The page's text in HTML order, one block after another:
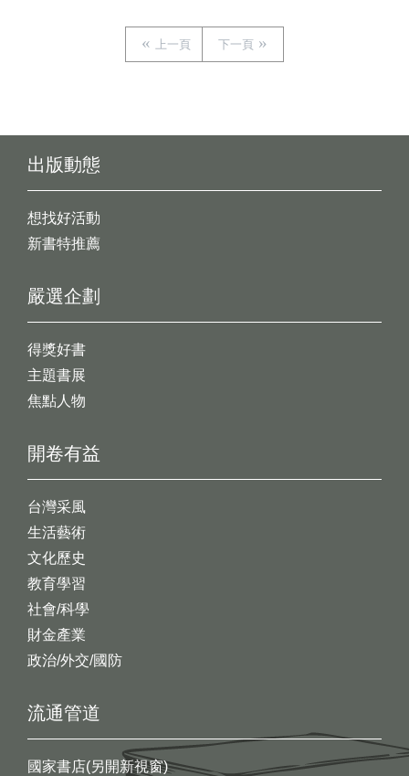
上一頁 下一頁
出版動態
想找好活動
新書特推薦
開卷有益
台灣采風
生活藝術
文化歷史
教育學習
社會/科學
財金產業
政治/外交/國防
嚴選企劃
得獎好書
主題書展
焦點人物
流通管道
國家書店(另開新視窗)